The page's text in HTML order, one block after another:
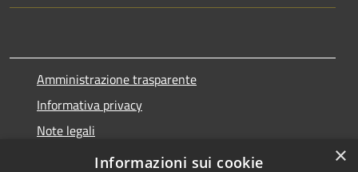
Amministrazione trasparente
Informativa privacy
Note legali
Dichiarazione di accessibilità
×
Informazioni sui cookie